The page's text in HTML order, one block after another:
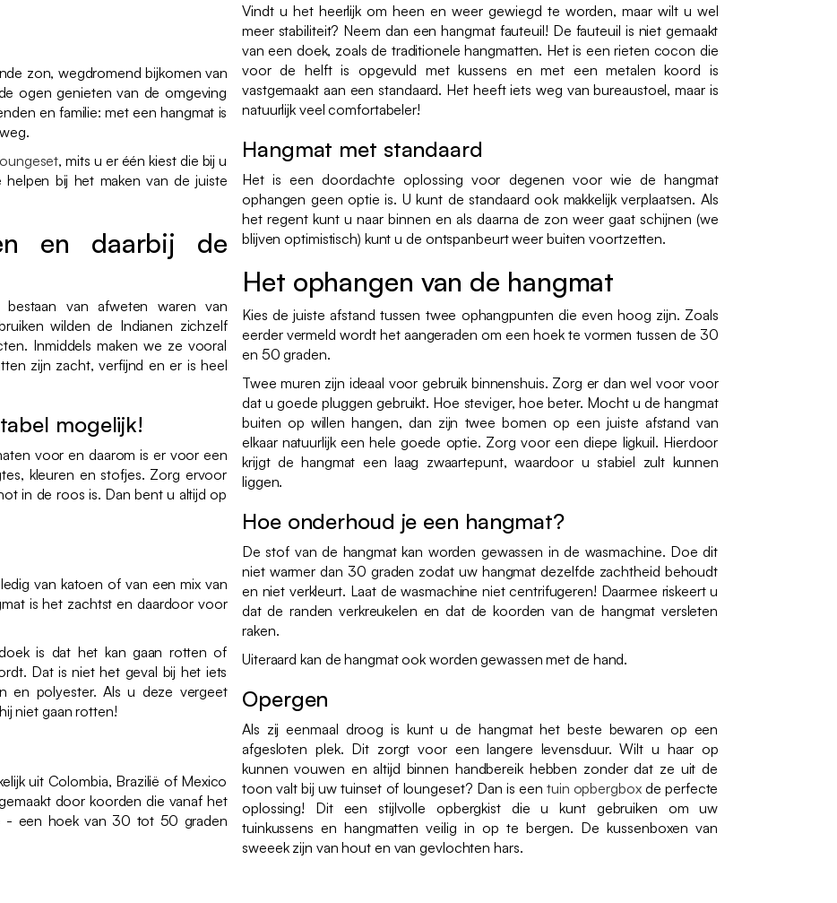
zon, wegdromend bijkomen van
ogen genieten van de omgeving
en familie: met een hangmat is
, mits u er één kiest die bij u
bij het maken van de juiste
en daarbij de
van afweten waren van
wilden de Indianen zichzelf
Inmiddels maken we ze vooral
zijn zacht, verfijnd en er is heel
mogelijk!
voor en daarom is er voor een
kleuren en stofjes. Zorg ervoor
in de roos is. Dan bent u altijd op
van katoen of van een mix van
is het zachtst en daardoor voor
is dat het kan gaan rotten of
Dat is niet het geval bij het iets
en polyester. Als u deze vergeet
niet gaan rotten!
uit Colombia, Brazilië of Mexico
door koorden die vanaf het
- een hoek van 30 tot 50 graden
Vindt u het heerlijk om heen en weer gewiegd te worden, maar wilt u wel
meer stabiliteit? Neem dan een hangmat fauteuil! De fauteuil is niet gemaakt
van een doek, zoals de traditionele hangmatten. Het is een rieten cocon die
voor de helft is opgevuld met kussens en met een metalen koord is
vastgemaakt aan een standaard. Het heeft iets weg van bureaustoel, maar is
natuurlijk veel comfortabeler!
Hangmat met standaard
Het is een doordachte oplossing voor degenen voor wie de hangmat
ophangen geen optie is. U kunt de standaard ook makkelijk verplaatsen. Als
het regent kunt u naar binnen en als daarna de zon weer gaat schijnen (we
blijven optimistisch) kunt u de ontspanbeurt weer buiten voortzetten.
Het ophangen van de hangmat
Kies de juiste afstand tussen twee ophangpunten die even hoog zijn. Zoals
eerder vermeld wordt het aangeraden om een hoek te vormen tussen de 30
en 50 graden.
Twee muren zijn ideaal voor gebruik binnenshuis. Zorg er dan wel voor voor
dat u goede pluggen gebruikt. Hoe steviger, hoe beter. Mocht u de hangmat
buiten op willen hangen, dan zijn twee bomen op een juiste afstand van
elkaar natuurlijk een hele goede optie. Zorg voor een diepe ligkuil. Hierdoor
krijgt de hangmat een laag zwaartepunt, waardoor u stabiel zult kunnen
liggen.
Hoe onderhoud je een hangmat?
De stof van de hangmat kan worden gewassen in de wasmachine. Doe dit
niet warmer dan 30 graden zodat uw hangmat dezelfde zachtheid behoudt
en niet verkleurt. Laat de wasmachine niet centrifugeren! Daarmee riskeert u
dat de randen verkreukelen en dat de koorden van de hangmat versleten
raken.
Uiteraard kan de hangmat ook worden gewassen met de hand.
Opergen
Als zij eenmaal droog is kunt u de hangmat het beste bewaren op een
afgesloten plek. Dit zorgt voor een langere levensduur. Wilt u haar op
kunnen vouwen en altijd binnen handbereik hebben zonder dat ze uit de
toon valt bij uw tuinset of loungeset? Dan is een tuin opbergboxde perfecte
oplossing! Dit een stijlvolle opbergkist die u kunt gebruiken om uw
tuinkussens en hangmatten veilig in op te bergen. De kussenboxen van
sweeek zijn van hout en van gevlochten hars.